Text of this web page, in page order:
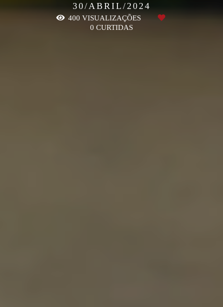
30/ABRIL/2024
400 VISUALIZAÇÕES
0 CURTIDAS